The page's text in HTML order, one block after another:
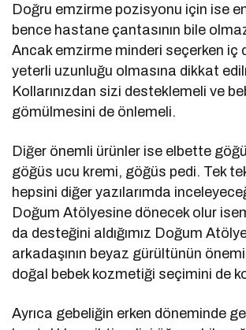
Doğru emzirme pozisyonu için ise
bence hastane çantasının bile
Ancak emzirme minderi seçerken iç
yeterli uzunluğu olmasına dikkat
Kollarınızdan sizi desteklemeli ve
gömülmesini de önlemeli.
Diğer önemli ürünler ise elbette
göğüs ucu kremi, göğüs pedi. Tek
hepsini diğer yazılarımda
Doğum Atölyesine dönecek olur
da desteğini aldığımız Doğum
arkadaşının beyaz gürültünün
doğal bebek kozmetiği seçimini de
Ayrıca gebeliğin erken döneminde